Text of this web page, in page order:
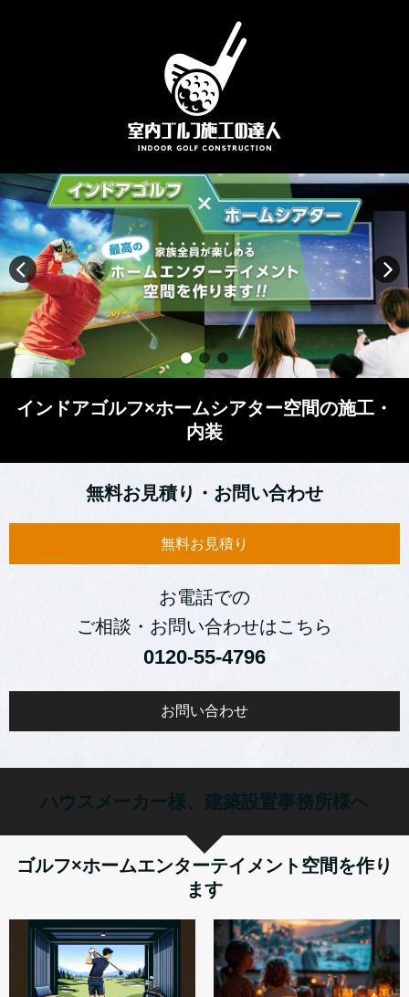
インドアゴルフ×ホームシアター空間の施工・
内装
無料お見積り・お問い合わせ
無料お見積り
お電話での
ご相談・お問い合わせはこちら
0120‐55-4796
お問い合わせ
ハウスメーカー様、建築設置事務所様へ
ゴルフ×ホームエンターテイメント空間を作り
ます